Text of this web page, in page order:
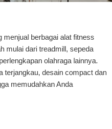
menjual berbagai alat fitness
mulai dari treadmill, sepeda
olahraga lainnya.
terjangkau, desain compact dan
memudahkan Anda